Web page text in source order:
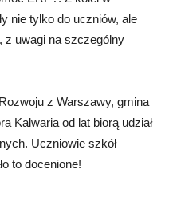
nie tylko do uczniów, ale
z uwagi na szczególny
z Warszawy, gmina
Kalwaria od lat biorą udział
Uczniowie szkół
to docenione!